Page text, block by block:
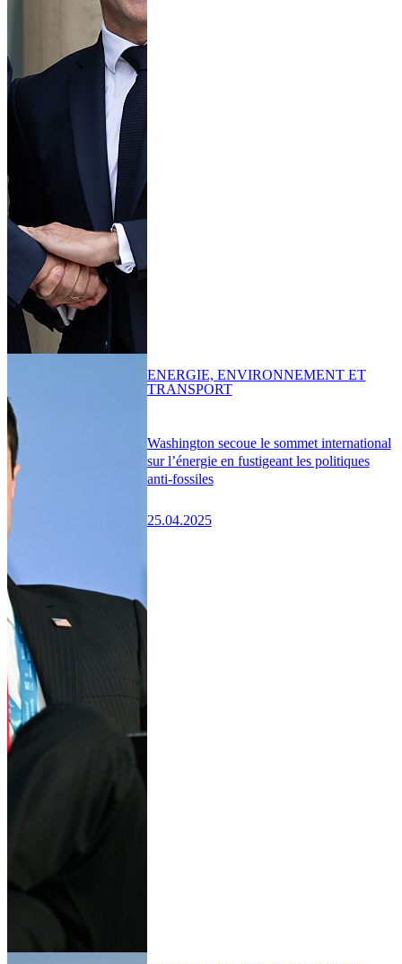
Washington secoue le sommet international
sur l’énergie en fustigeant les politiques
anti-fossiles
25.04.2025
ENERGIE, ENVIRONNEMENT ET
TRANSPORT